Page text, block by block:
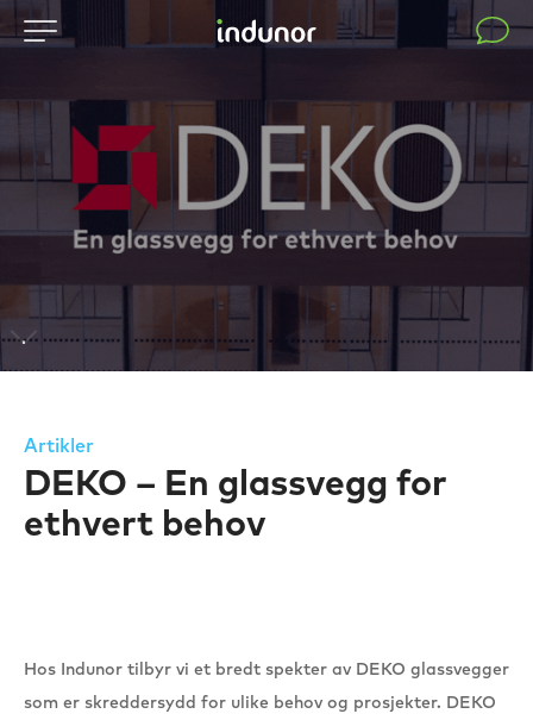
Artikler
DEKO – En glassvegg for
ethvert behov
Hos Indunor tilbyr vi et bredt spekter av DEKO glassvegger
som er skreddersydd for ulike behov og prosjekter. DEKO